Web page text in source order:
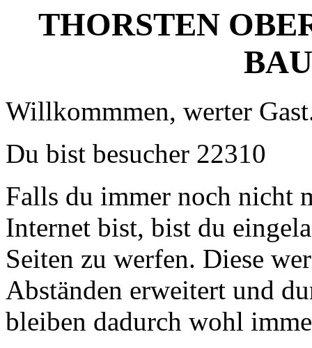
THORSTEN
Willkommmen, werter
Du bist besucher 22310
Falls du immer noch nicht
Internet bist, bist du
Seiten zu werfen. Diese
Abständen erweitert und
bleiben dadurch wohl